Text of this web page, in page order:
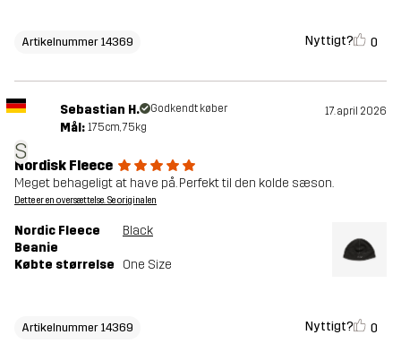
Artikelnummer 14369 Nyttigt? 0
S
Sebastian H. Godkendt køber 17. april 2026
Mål: 175cm, 75kg
Nordisk Fleece
Meget behageligt at have på. Perfekt til den kolde sæson.
Dette er en oversættelse. Se originalen
Nordic Fleece
Beanie
Black
Købte størrelse One Size
Artikelnummer 14369 Nyttigt? 0